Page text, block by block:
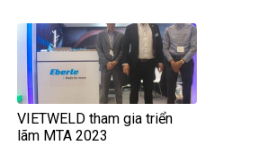
VIETWELD tham gia triển
lãm MTA 2023